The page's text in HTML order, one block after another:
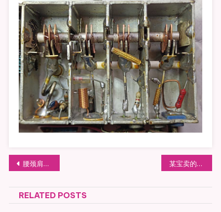
文
章
导
腰颈肩不好是不是做做米字和飞燕拱桥就好了？ 某宝卖的洁牙仪是否有效果
RELATED POSTS